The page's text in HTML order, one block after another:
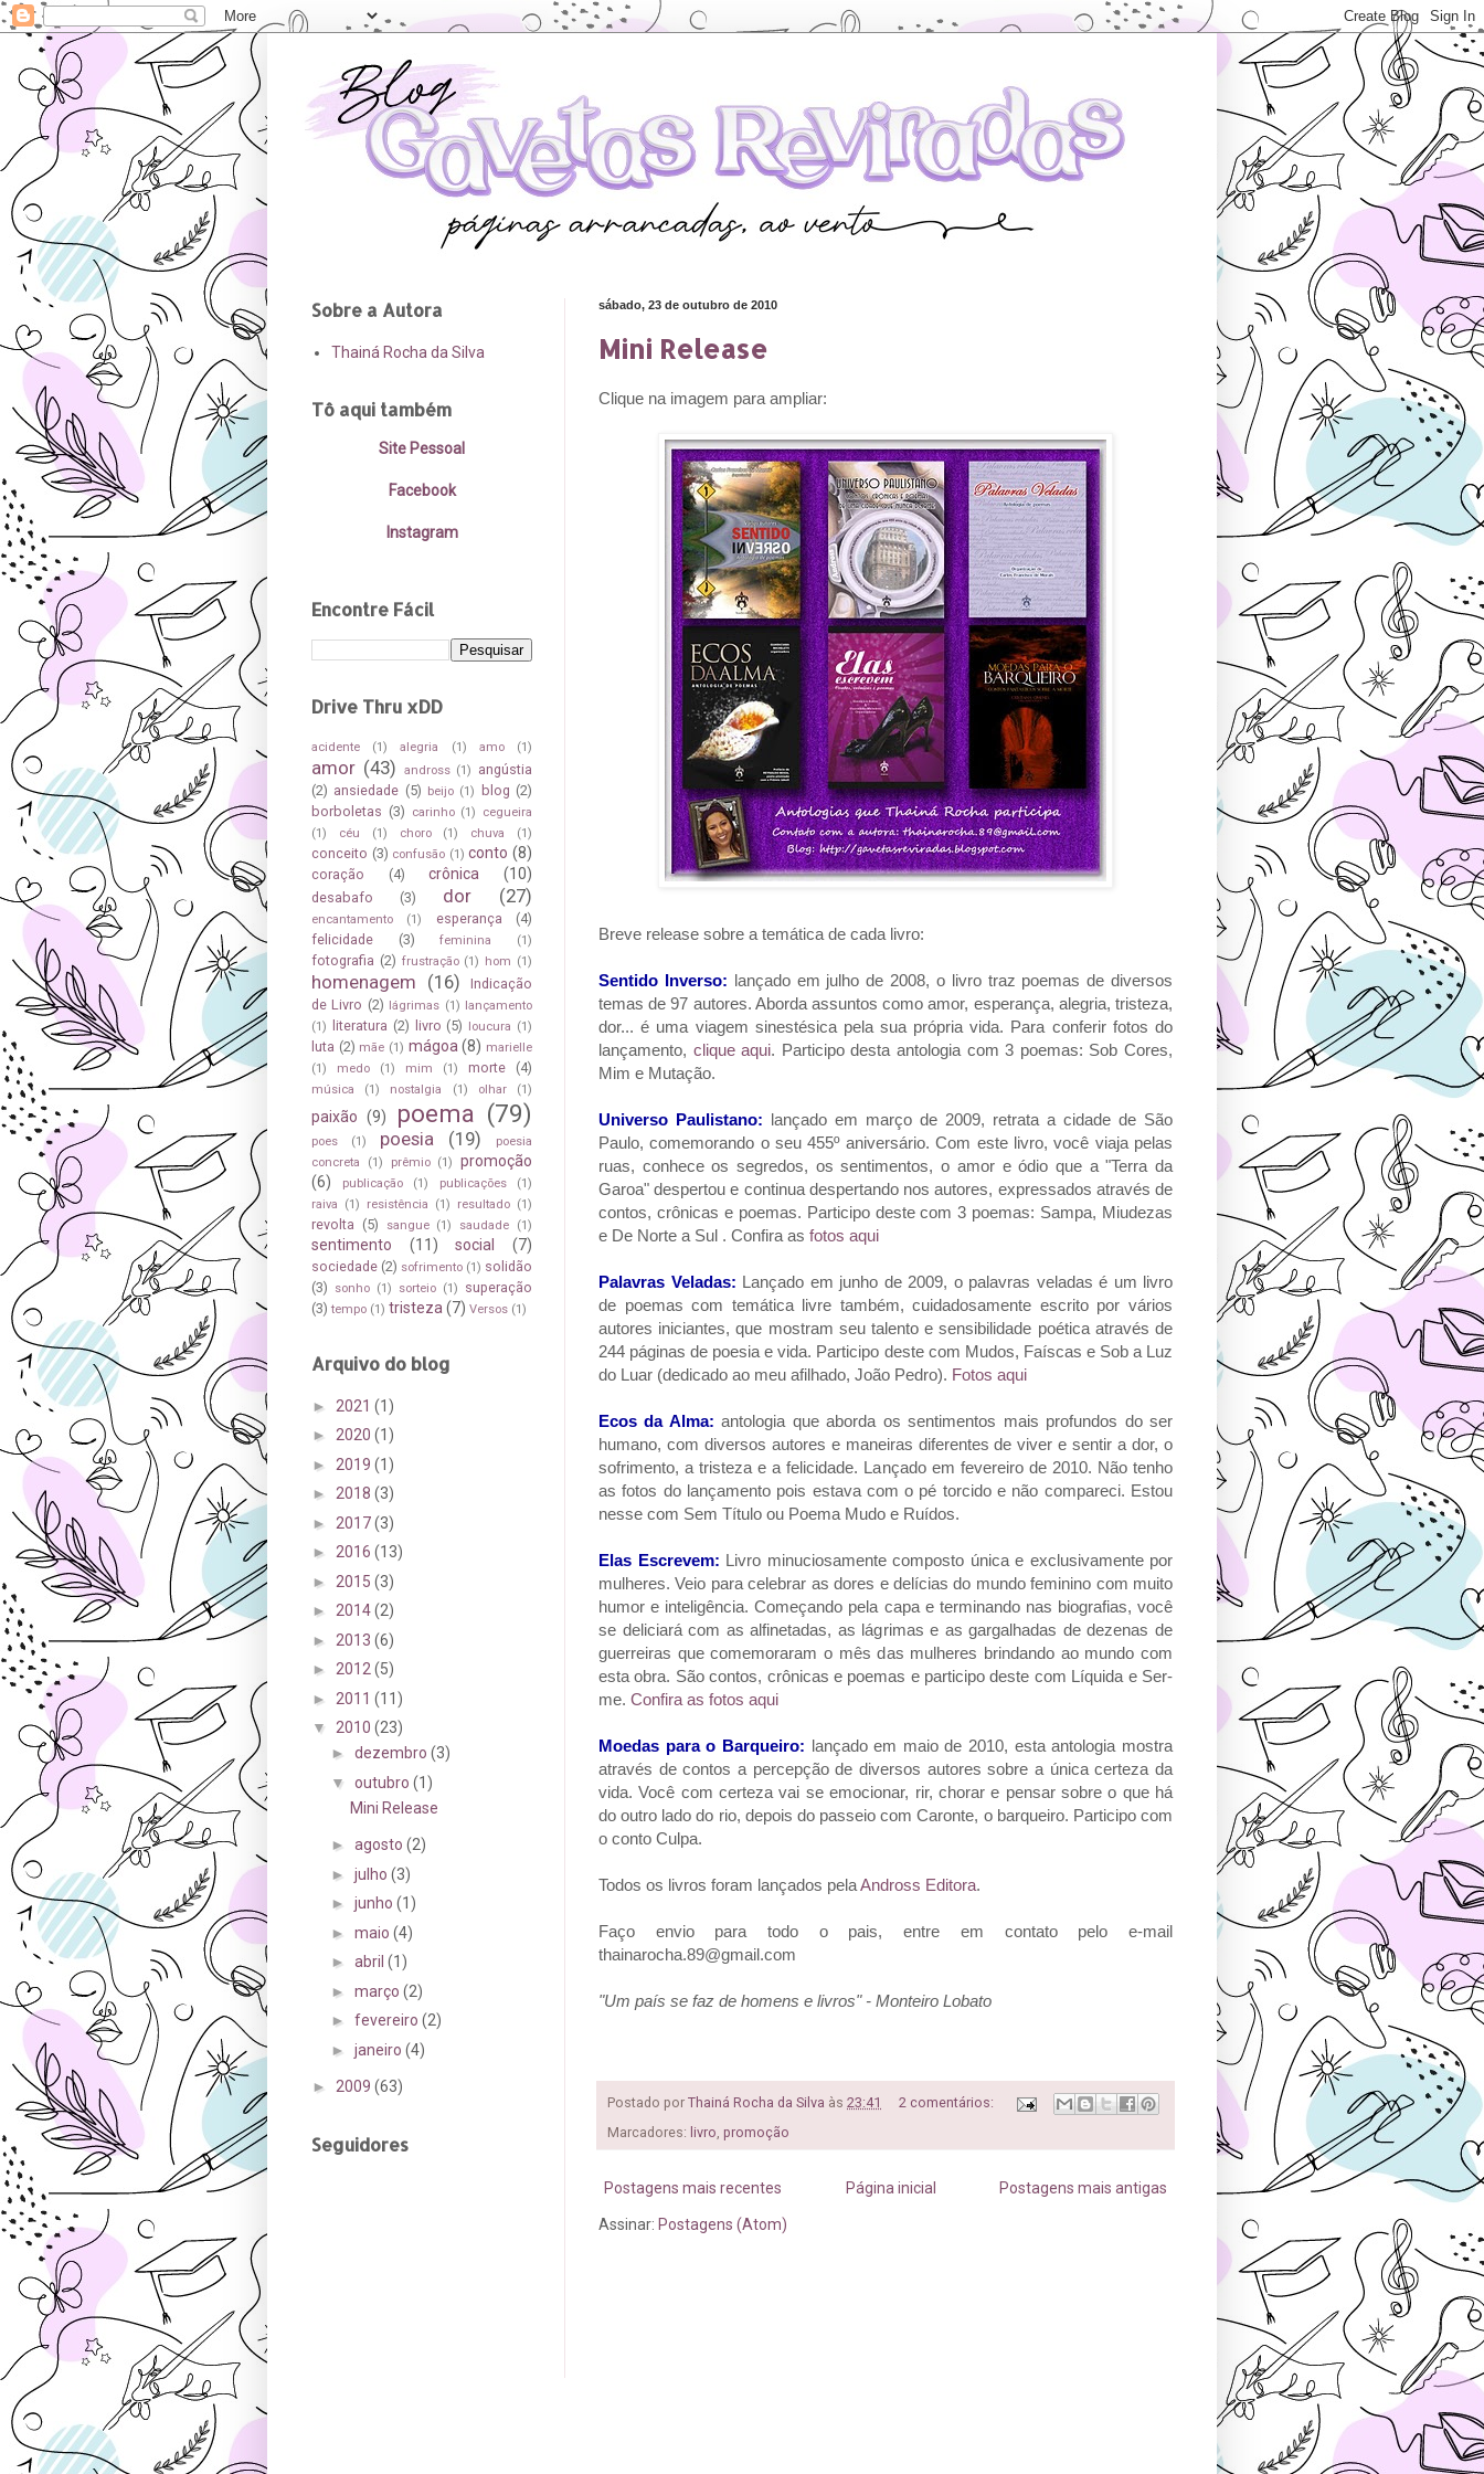
sábado, 23 de outubro de 2010
Mini Release
Clique na imagem para ampliar:
Breve release sobre a temática de cada livro:
Sentido Inverso: lançado em julho de 2008, o livro traz poemas de diversos
temas de 97 autores. Aborda assuntos como amor, esperança, alegria, tristeza,
dor... é uma viagem sinestésica pela sua própria vida. Para conferir fotos do
lançamento, clique aqui. Participo desta antologia com 3 poemas: Sob Cores,
Mim e Mutação.
Universo Paulistano: lançado em março de 2009, retrata a cidade de São
Paulo, comemorando o seu 455º aniversário. Com este livro, você viaja pelas
ruas, conhece os segredos, os sentimentos, o amor e ódio que a "Terra da
Garoa" despertou e continua despertando nos autores, expressados através de
contos, crônicas e poemas. Participo deste com 3 poemas: Sampa, Miudezas
e De Norte a Sul . Confira as fotos aqui
Palavras Veladas: Lançado em junho de 2009, o palavras veladas é um livro
de poemas com temática livre também, cuidadosamente escrito por vários
autores iniciantes, que mostram seu talento e sensibilidade poética através de
244 páginas de poesia e vida. Participo deste com Mudos, Faíscas e Sob a Luz
do Luar (dedicado ao meu afilhado, João Pedro). Fotos aqui
Ecos da Alma: antologia que aborda os sentimentos mais profundos do ser
humano, com diversos autores e maneiras diferentes de viver e sentir a dor, o
sofrimento, a tristeza e a felicidade. Lançado em fevereiro de 2010. Não tenho
as fotos do lançamento pois estava com o pé torcido e não compareci. Estou
nesse com Sem Título ou Poema Mudo e Ruídos.
Elas Escrevem: Livro minuciosamente composto única e exclusivamente por
mulheres. Veio para celebrar as dores e delícias do mundo feminino com muito
humor e inteligência. Começando pela capa e terminando nas biografias, você
se deliciará com as alfinetadas, as lágrimas e as gargalhadas de dezenas de
guerreiras que comemoraram o mês das mulheres brindando ao mundo com
esta obra. São contos, crônicas e poemas e participo deste com Líquida e Ser-
me. Confira as fotos aqui
Moedas para o Barqueiro: lançado em maio de 2010, esta antologia mostra
através de contos a percepção de diversos autores sobre a única certeza da
vida. Você com certeza vai se emocionar, rir, chorar e pensar sobre o que há
do outro lado do rio, depois do passeio com Caronte, o barqueiro. Participo com
o conto Culpa.
Todos os livros foram lançados pelaAndross Editora.
Faço envio para todo o pais, entre em contato pelo e-mail
thainarocha.89@gmail.com
"Um país se faz de homens e livros" - Monteiro Lobato
Postado por Thainá Rocha da Silva às 23:41
2 comentários:
Marcadores: livro, promoção
Postagens mais recentes Postagens mais antigas
Página inicial
Assinar: Postagens (Atom)
Sobre a Autora
Thainá Rocha da Silva
Tô aqui também
Site Pessoal
Facebook
Instagram
Encontre Fácil
Drive Thru xDD
acidente (1) alegria (1) amo (1)
amor (43) andross (1)
angústia
(2) ansiedade (5) beijo (1) blog (2)
borboletas (3) carinho (1)
cegueira
(1)
céu (1) choro (1) chuva (1)
conceito (3) confusão (1) conto (8)
coração (4) crônica (10)
desabafo (3) dor (27)
encantamento (1) esperança
(4)
felicidade
(3) feminina (1)
fotografia (2) frustração (1) hom (1)
homenagem (16)
Indicação
de Livro (2) lágrimas (1) lançamento
(1)
literatura (2) livro (5) loucura (1)
luta (2) mãe (1) mágoa (8) marielle
(1)
medo (1) mim (1) morte (4)
música (1) nostalgia (1) olhar (1)
paixão (9) poema (79)
poes (1) poesia (19)
poesia
concreta
(1) prêmio (1)
promoção
(6)
publicação (1) publicações
(1)
raiva
(1) resistência (1) resultado (1)
revolta (5) sangue (1) saudade (1)
sentimento (11) social (7)
sociedade (2) sofrimento (1) solidão
(3)
sonho (1) sorteio (1)
superação
(3) tempo (1) tristeza (7) Versos (1)
Arquivo do blog
► 2021 (1)
► 2020 (1)
► 2019 (1)
► 2018 (3)
► 2017(3)
► 2016 (13)
► 2015 (3)
► 2014(2)
► 2013 (6)
► 2012 (5)
► 2011 (11)
▼ 2010 (23)
► dezembro (3)
▼ outubro (1)
Mini Release
► agosto (2)
► julho (3)
► junho (1)
► maio (4)
► abril (1)
► março (2)
► fevereiro (2)
► janeiro (4)
► 2009 (63)
Seguidores